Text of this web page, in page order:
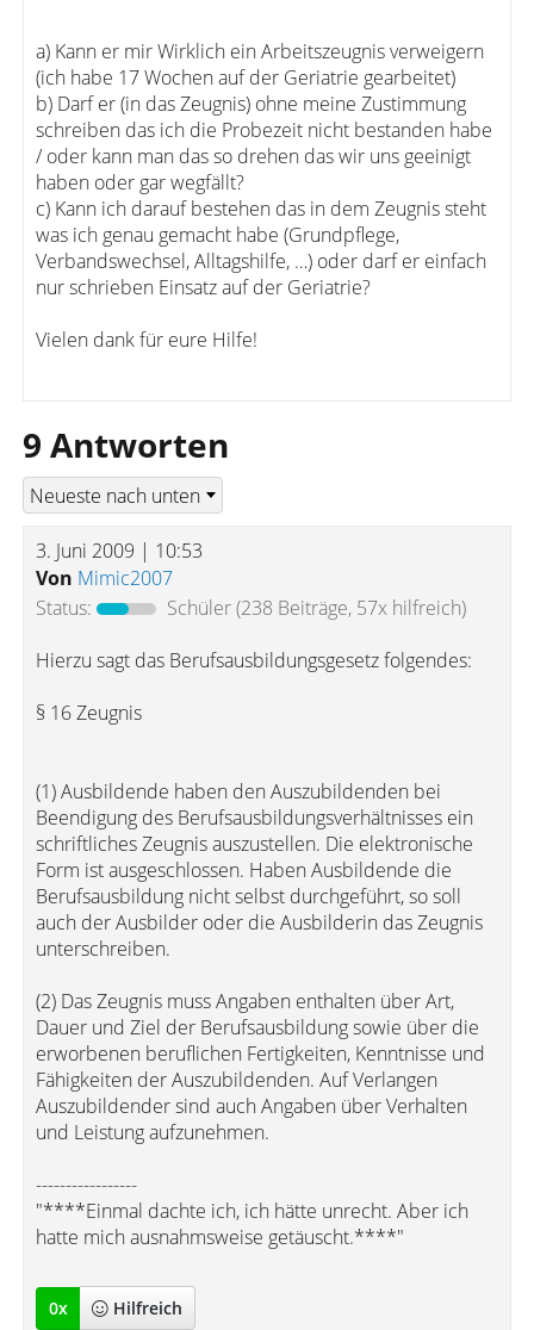
a) Kann er mir Wirklich ein Arbeitszeugnis verweigern
(ich habe 17 Wochen auf der Geriatrie gearbeitet)
b) Darf er (in das Zeugnis) ohne meine Zustimmung
schreiben das ich die Probezeit nicht bestanden habe
/ oder kann man das so drehen das wir uns geeinigt
haben oder gar wegfällt?
c) Kann ich darauf bestehen das in dem Zeugnis steht
was ich genau gemacht habe (Grundpflege,
Verbandswechsel, Alltagshilfe, …) oder darf er einfach
nur schrieben Einsatz auf der Geriatrie?
Vielen dank für eure Hilfe!
9 Antworten
3. Juni 2009 | 10:53
Von Mimic2007
Status:
Schüler(238 Beiträge, 57x hilfreich)
Hierzu sagt das Berufsausbildungsgesetz folgendes:
§ 16 Zeugnis
(1) Ausbildende haben den Auszubildenden bei
Beendigung des Berufsausbildungsverhältnisses ein
schriftliches Zeugnis auszustellen. Die elektronische
Form ist ausgeschlossen. Haben Ausbildende die
Berufsausbildung nicht selbst durchgeführt, so soll
auch der Ausbilder oder die Ausbilderin das Zeugnis
unterschreiben.
(2) Das Zeugnis muss Angaben enthalten über Art,
Dauer und Ziel der Berufsausbildung sowie über die
erworbenen beruflichen Fertigkeiten, Kenntnisse und
Fähigkeiten der Auszubildenden. Auf Verlangen
Auszubildender sind auch Angaben über Verhalten
und Leistung aufzunehmen.
-----------------
"****Einmal dachte ich, ich hätte unrecht. Aber ich
hatte mich ausnahmsweise getäuscht.****"
0x Hilfreich